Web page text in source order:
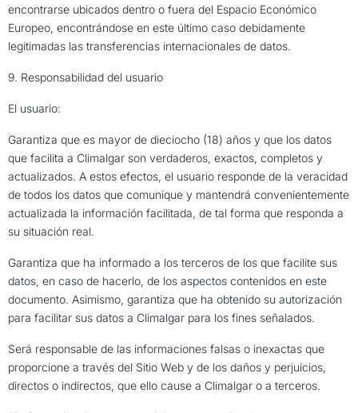
encontrarse ubicados dentro o fuera del Espacio Económico
Europeo, encontrándose en este último caso debidamente
legitimadas las transferencias internacionales de datos.
9. Responsabilidad del usuario
El usuario:
Garantiza que es mayor de dieciocho (18) años y que los datos
que facilita a Climalgar son verdaderos, exactos, completos y
actualizados. A estos efectos, el usuario responde de la veracidad
de todos los datos que comunique y mantendrá convenientemente
actualizada la información facilitada, de tal forma que responda a
su situación real.
Garantiza que ha informado a los terceros de los que facilite sus
datos, en caso de hacerlo, de los aspectos contenidos en este
documento. Asimismo, garantiza que ha obtenido su autorización
para facilitar sus datos a Climalgar para los fines señalados.
Será responsable de las informaciones falsas o inexactas que
proporcione a través del Sitio Web y de los daños y perjuicios,
directos o indirectos, que ello cause a Climalgar o a terceros.